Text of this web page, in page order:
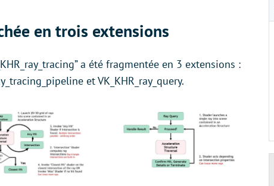
en trois extensions
a été fragmentée en 3 extensions :
et VK_KHR_ray_query.